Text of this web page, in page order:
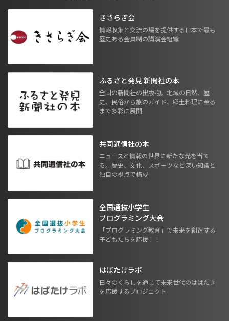
きさらぎ会
情報収集と交流の場を提供する日本で最も
歴史ある会員制の講演会組織
ふるさと発見 新聞社の本
全国の新聞社の出版物。地域の自然、歴
史、民俗から旅のガイド、郷土料理に至る
まで多彩に展開
共同通信社の本
ニュースと情報の世界に新たな光を当て
る。歴史、文化、スポーツなど深い知識と
独自の視点で構成
全国選抜小学生
プログラミング大会
「プログラミング教育」で未来を創造する
子どもたちを応援！！
はばたけラボ
日々のくらしを通じて未来世代のはばたき
を応援するプロジェクト